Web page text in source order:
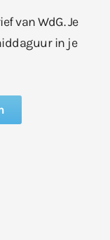
van WdG. Je
in je